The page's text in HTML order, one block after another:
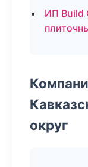
ИП Build
округ